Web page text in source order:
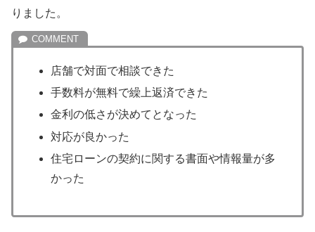
りました。
店舗で対面で相談できた
手数料が無料で繰上返済できた
金利の低さが決めてとなった
対応が良かった
住宅ローンの契約に関する書面や情報量が多
かった